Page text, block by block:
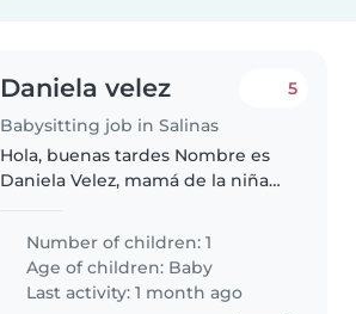
Daniela velez
Babysitting job in Salinas
5
Hola, buenas tardes Nombre es
Daniela Velez, mamá de la niña
como Niñera puertas adentro. El
pago es de $400 mensuales
Number of children: 1
Age of children: Baby
Last activity: 1 month ago